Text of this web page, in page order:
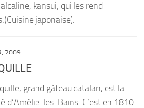
alcaline, kansui, qui les rend
japonaise).
2009
grand gâteau catalan, est la
d’Amélie-les-Bains. C’est en 1810